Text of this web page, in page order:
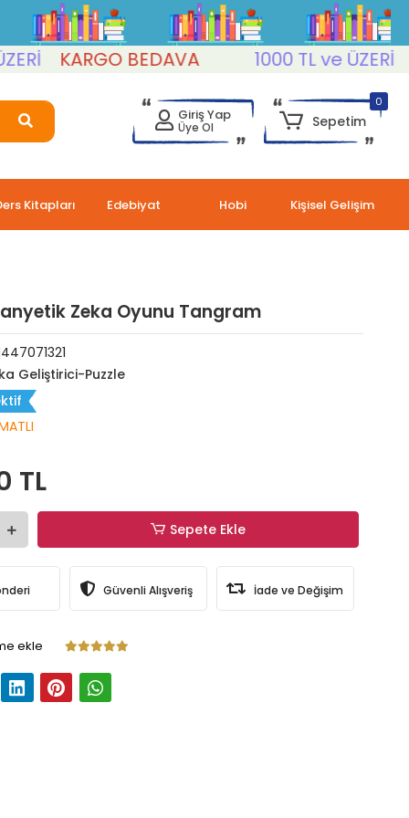
KARGO BEDAVA 1000 TL ve ÜZERİ
Giriş Yap
Üye Ol
0
Sepetim
Kitapları Edebiyat Hobi Kişisel Gelişim
Zeka Oyunu Tangram
Geliştirici-Puzzle
TL
Sepete Ekle
Güvenli Alışveriş İade ve Değişim
ekle